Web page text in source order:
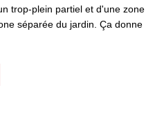
trop-plein partiel et d'une zone
séparée du jardin. Ça donne